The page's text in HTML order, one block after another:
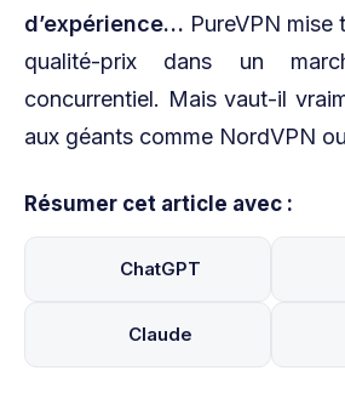
d’expérience… PureVPN
qualité-prix dans un
concurrentiel. Mais vaut-il
aux géants comme NordVPN
Résumer cet article avec :
ChatGPT
Claude